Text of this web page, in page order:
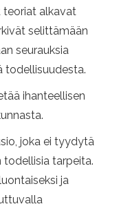
alkavat
selittämään
seurauksia
todellisuudesta.
ihanteellisen
joka ei tyydytä
tarpeita.
ja